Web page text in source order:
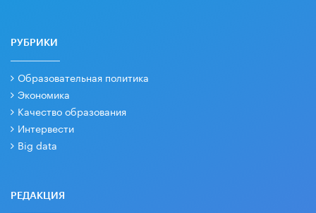
РУБРИКИ
Образовательная политика
Экономика
Качество образования
Интервести
Big data
РЕДАКЦИЯ